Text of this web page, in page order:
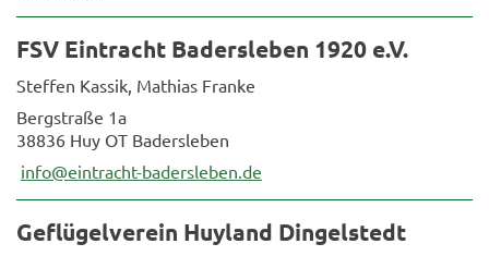
FSV Eintracht Badersleben 1920 e.V.
Steffen Kassik, Mathias Franke
Bergstraße 1a
38836 Huy OT Badersleben
info@eintracht-badersleben.de
Geflügelverein Huyland Dingelstedt